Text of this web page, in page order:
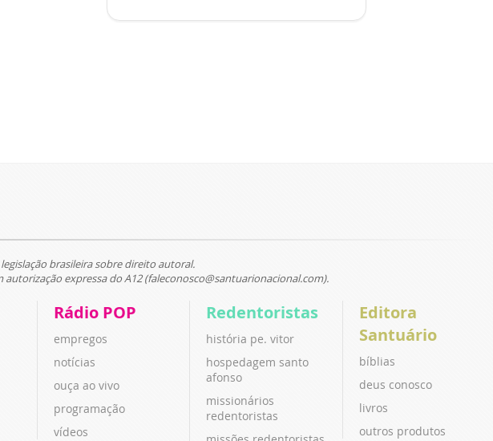
brasileira sobre direito autoral.
expressa do A12 (faleconosco@santuarionacional.com).
Rádio POP
empregos
notícias
ouça ao vivo
programação
vídeos
Redentoristas
história pe. vitor
hospedagem santo
afonso
missionários
redentoristas
Editora
Santuário
bíblias
deus conosco
livros
outros produtos